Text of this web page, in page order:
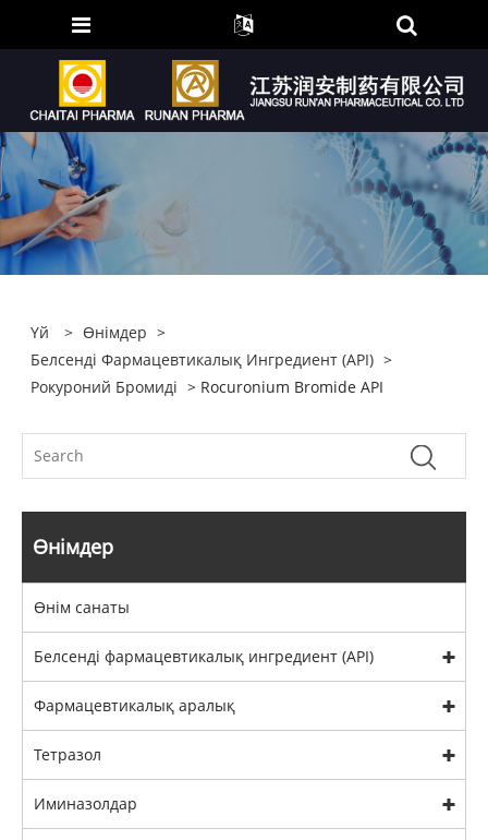
Үй > Өнімдер >
Белсенді Фармацевтикалық Ингредиент (API) >
Рокуроний Бромиді > Rocuronium Bromide API
Өнімдер
Өнім санаты
Белсенді фармацевтикалық ингредиент (API)
Фармацевтикалық аралық
Тетразол
Иминазолдар